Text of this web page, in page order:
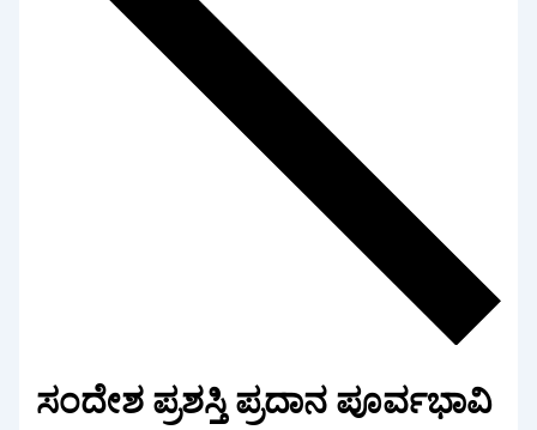
ಸಂದೇಶ ಪ್ರಶಸ್ತಿ ಪ್ರದಾನ ಪೂರ್ವಭಾವಿ